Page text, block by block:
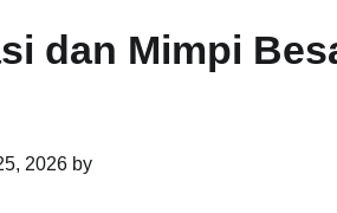
dan Mimpi
2026 by